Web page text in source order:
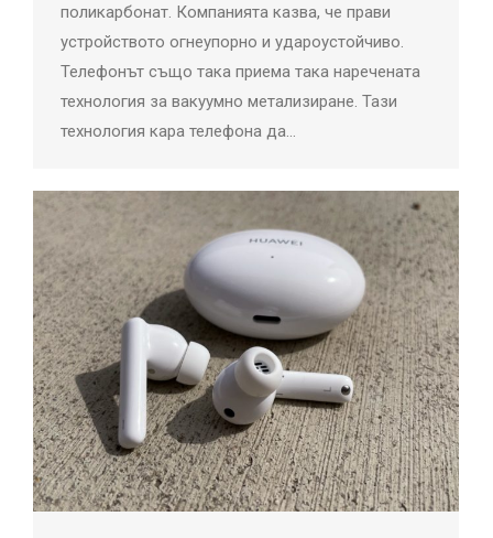
поликарбонат. Компанията казва, че прави
устройството огнеупорно и удароустойчиво.
Телефонът също така приема така наречената
технология за вакуумно метализиране. Тази
технология кара телефона да…